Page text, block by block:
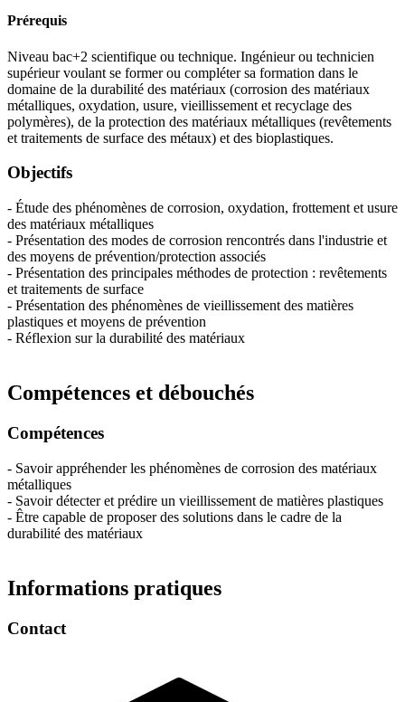
Prérequis
Niveau bac+2 scientifique ou technique. Ingénieur ou technicien
supérieur voulant se former ou compléter sa formation dans le
domaine de la durabilité des matériaux (corrosion des matériaux
métalliques, oxydation, usure, vieillissement et recyclage des
polymères), de la protection des matériaux métalliques (revêtements
et traitements de surface des métaux) et des bioplastiques.
Objectifs
- Étude des phénomènes de corrosion, oxydation, frottement et usure
des matériaux métalliques
- Présentation des modes de corrosion rencontrés dans l'industrie et
des moyens de prévention/protection associés
- Présentation des principales méthodes de protection : revêtements
et traitements de surface
- Présentation des phénomènes de vieillissement des matières
plastiques et moyens de prévention
- Réflexion sur la durabilité des matériaux
Compétences et débouchés
Compétences
- Savoir appréhender les phénomènes de corrosion des matériaux
métalliques
- Savoir détecter et prédire un vieillissement de matières plastiques
- Être capable de proposer des solutions dans le cadre de la
durabilité des matériaux
Informations pratiques
Contact